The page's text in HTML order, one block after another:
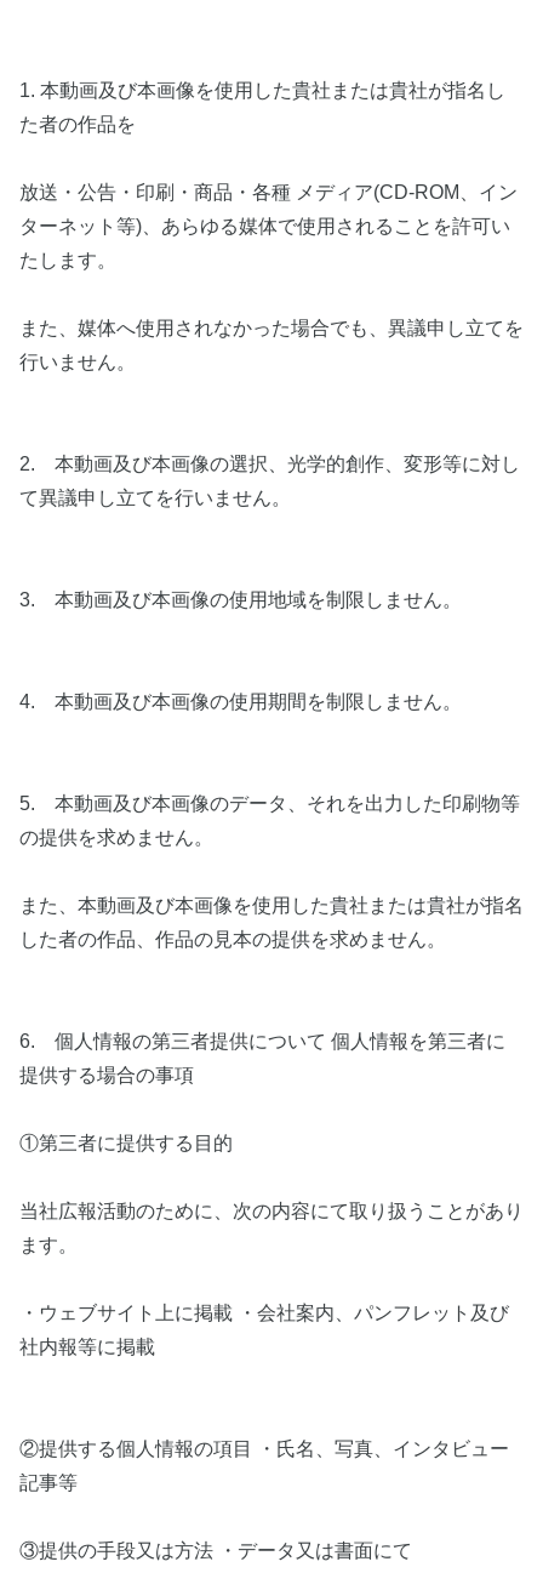
1. 本動画及び本画像を使用した貴社または貴社が指名し
た者の作品を
放送・公告・印刷・商品・各種 メディア(CD-ROM、イン
ターネット等)、あらゆる媒体で使用されることを許可い
たします。
また、媒体へ使用されなかった場合でも、異議申し立てを
行いません。
2. 本動画及び本画像の選択、光学的創作、変形等に対し
て異議申し立てを行いません。
3. 本動画及び本画像の使用地域を制限しません。
4. 本動画及び本画像の使用期間を制限しません。
5. 本動画及び本画像のデータ、それを出力した印刷物等
の提供を求めません。
また、本動画及び本画像を使用した貴社または貴社が指名
した者の作品、作品の見本の提供を求めません。
6. 個人情報の第三者提供について 個人情報を第三者に
提供する場合の事項
①第三者に提供する目的
当社広報活動のために、次の内容にて取り扱うことがあり
ます。
・ウェブサイト上に掲載 ・会社案内、パンフレット及び
社内報等に掲載
②提供する個人情報の項目 ・氏名、写真、インタビュー
記事等
③提供の手段又は方法 ・データ又は書面にて